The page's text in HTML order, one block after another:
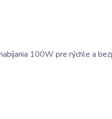
100W pre rýchle a